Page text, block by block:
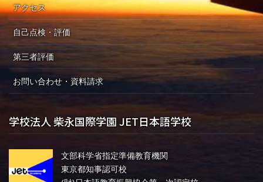
アクセス
自己点検・評価
第三者評価
お問い合わせ・資料請求
学校法人 柴永国際学園 JET日本語学校
文部科学省指定準備教育機関
東京都知事認可校